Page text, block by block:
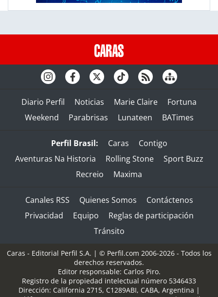
Diario Perfil Noticias Marie Claire
Fortuna
Weekend
Parabrisas Lunateen BATimes
Perfil Brasil: Caras
Contigo
Aventuras Na Historia
Rolling Stone
Sport Buzz
Recreio
Maxima
Canales RSS Quienes Somos
Contáctenos
Privacidad
Equipo
Reglas de participación
Tránsito
Caras - Editorial Perfil S.A. | © Perfil.com 2006-2026 - Todos los
derechos reservados.
Editor responsable: Carlos Piro.
Registro de la propiedad intelectual número 5346433
Dirección: California 2715, C1289ABI, CABA, Argentina |